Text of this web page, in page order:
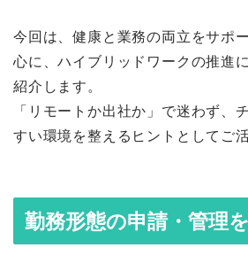
今回は、健康と業務の両立をサポ
心に、ハイブリッドワークの推進
紹介します。
「リモートか出社か」で迷わず、
すい環境を整えるヒントとしてご
勤務形態の申請・管理